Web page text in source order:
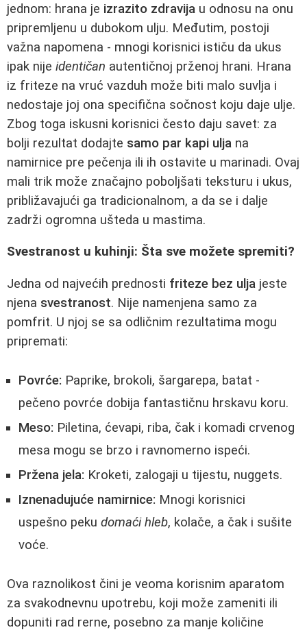
jednom: hrana je izrazito zdravija u odnosu na onu
pripremljenu u dubokom ulju. Međutim, postoji
važna napomena - mnogi korisnici ističu da ukus
ipak nije identičan autentičnoj prženoj hrani. Hrana
iz friteze na vruć vazduh može biti malo suvlja i
nedostaje joj ona specifična sočnost koju daje ulje.
Zbog toga iskusni korisnici često daju savet: za
bolji rezultat dodajte samo par kapi ulja na
namirnice pre pečenja ili ih ostavite u marinadi. Ovaj
mali trik može značajno poboljšati teksturu i ukus,
približavajući ga tradicionalnom, a da se i dalje
zadrži ogromna ušteda u mastima.
Svestranost u kuhinji: Šta sve možete spremiti?
Jedna od najvećih prednosti friteze bez ulja jeste
njena svestranost. Nije namenjena samo za
pomfrit. U njoj se sa odličnim rezultatima mogu
pripremati:
Povrće: Paprike, brokoli, šargarepa, batat -
pečeno povrće dobija fantastičnu hrskavu koru.
Meso: Piletina, ćevapi, riba, čak i komadi crvenog
mesa mogu se brzo i ravnomerno ispeći.
Pržena jela: Kroketi, zalogaji u tijestu, nuggets.
Iznenadujuće namirnice: Mnogi korisnici
uspešno peku domaći hleb, kolače, a čak i sušite
voće.
Ova raznolikost čini je veoma korisnim aparatom
za svakodnevnu upotrebu, koji može zameniti ili
dopuniti rad rerne, posebno za manje količine